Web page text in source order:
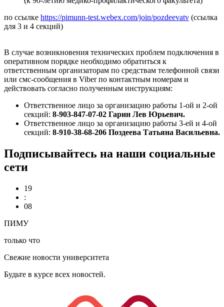
по ссылке https://pimunn-test.webex.com/join/pozdeevatv (ссылка
для 3 и 4 секций)
В случае возникновения технических проблем подключения в
оперативном порядке необходимо обратиться к
ответственным организаторам по средствам телефонной связи
или смс-сообщения в Viber по контактным номерам и
действовать согласно полученным инструкциям:
Ответственное лицо за организацию работы 1-ой и 2-ой
секций: 8-903-847-07-02 Гарин Лев Юрьевич.
Ответственное лицо за организацию работы 3-ей и 4-ой
секций: 8-910-38-68-206 Поздеева Татьяна Васильевна.
Подписывайтесь на наши социальные
сети
19
:
08
ПИМУ
только что
Свежие новости университета
Будьте в курсе всех новостей.